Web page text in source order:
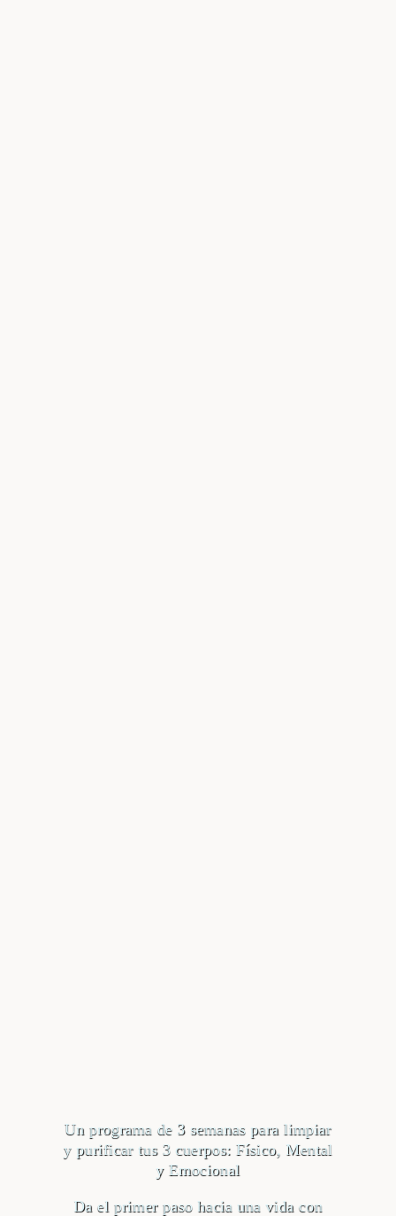
Un programa de 3 semanas para limpiar
y purificar tus 3 cuerpos: Físico, Mental
y Emocional
Da el primer paso hacia una vida con